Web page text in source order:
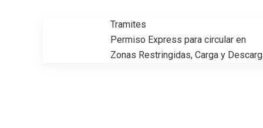
Tramites
Permiso Express para circular en
Zonas Restringidas, Carga y